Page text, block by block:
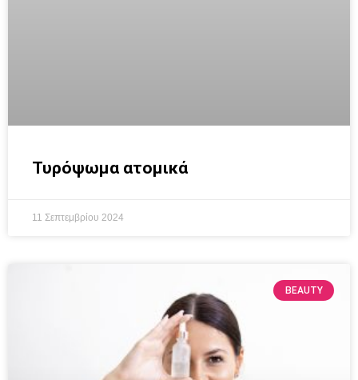
Τυρόψωμα ατομικά
11 Σεπτεμβρίου 2024
BEAUTY